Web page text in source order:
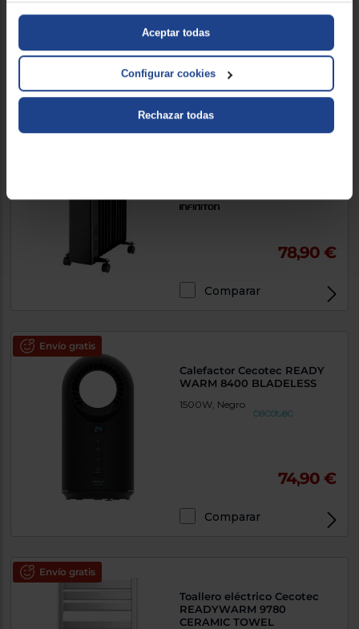
Aceptar todas
Configurar cookies
Rechazar todas
78,90 €
Comparar
Envío gratis
Calefactor Cecotec READY
WARM 8400 BLADELESS
1500W, Negro
74,90 €
Comparar
Envío gratis
Toallero eléctrico Cecotec
READYWARM 9780
CERAMIC TOWEL